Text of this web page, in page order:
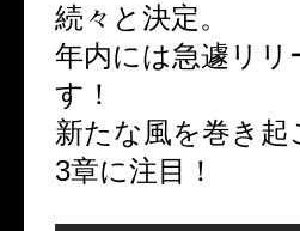
続々と決定。
年内には急遽リ
す！
新たな風を巻き起
3章に注目！